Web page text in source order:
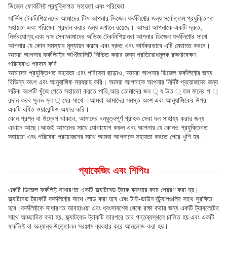
ডিজেল ফোর্কলিফ্ট প্রযুক্তিগত সহায়তা এবং পরিষেবা
সার্ভিস টেকনিশিয়ানদের আমাদের টিম আপনার ডিজেল ফর্কলিফ্টের জন্য সর্বোত্তম প্রযুক্তিগত
সহায়তা এবং পরিষেবা প্রদান করার জন্য এখানে রয়েছে। আমরা আপনাকে একটি দ্রুত,
নির্ভরযোগ্য,এবং দক্ষ সেবাআমাদের অভিজ্ঞ টেকনিশিয়ানরা আপনার ডিজেল ফর্কলিফ্টের সাথে
আপনার যে কোন সমস্যার মূল্যায়ন করবে এবং দ্রুত এবং কার্যকরভাবে এটি মেরামত করবে।
আমরা আপনার ফর্কলিফ্টের অপ্টিমালিটি নিশ্চিত করার জন্য প্রতিরোধমূলক রক্ষণাবেক্ষণ
পরিষেবাও প্রদান করি.
আমাদের প্রযুক্তিগত সহায়তা এবং পরিষেবা ছাড়াও, আমরা আপনার ডিজেল ফর্কলিফ্টের জন্য
বিভিন্ন অংশ এবং আনুষাঙ্গিক সরবরাহ করি। আমরা আপনাকে আপনার নির্দিষ্ট প্রয়োজনের জন্য
সঠিক অংশটি খুঁজে পেতে সহায়তা করতে পারি,আর তোমাদের জন ্ য উত ্ তম মানের প ্
রদান করব সুলভ মূল ্ যের সাথে ।আমরা আমাদের সমস্ত অংশ এবং আনুষাঙ্গিকের উপর
একটি বর্ধিত ওয়ারেন্টিও অফার করি।
কোন প্রশ্ন বা উদ্বেগ থাকলে, আমাদের বন্ধুত্বপূর্ণ গ্রাহক সেবা দল সাহায্য করার জন্য
এখানে আছে।আজই আমাদের সাথে যোগাযোগ করুন এবং আপনার যে কোনও প্রযুক্তিগত
সহায়তা এবং পরিষেবা প্রয়োজনের সাথে আমরা আপনাকে সহায়তা করতে পেরে খুশি হব.
প্যাকেজিং এবং শিপিংঃ
একটি ডিজেল ফর্কলিফ্ট সাধারণত একটি ফ্ল্যাটবেড ট্রাক ব্যবহার করে প্রেরণ করা হয়।
ফ্ল্যাটবেড ট্রাকটি ফর্কলিফ্টের সাথে লোড করা হবে এবং টাই-ডাউন স্ট্র্যাপগুলির সাথে সুরক্ষিত
হবে।ফর্কলিফ্টকে সাধারণত আবহাওয়া এবং ধ্বংসাবশেষ থেকে রক্ষা করার জন্য একটি ট্যাবলেটের
সাথে আচ্ছাদিত করা হয়. ফ্ল্যাটবেড ট্রাকটি তারপরে তার গন্তব্যস্থলে চালিত হয় এবং একটি
ফর্কলিফ্ট বা অন্যান্য উত্তোলন সরঞ্জাম ব্যবহার করে আনলোড করা হয়।